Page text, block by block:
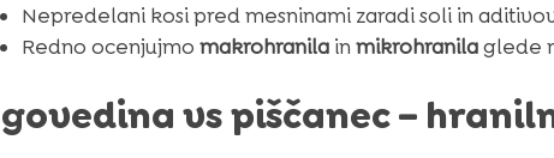
Nepredelani kosi pred mesninami zaradi soli in
Redno ocenjujmo makrohranilain mikrohranilaglede
govedina vs piščanec –